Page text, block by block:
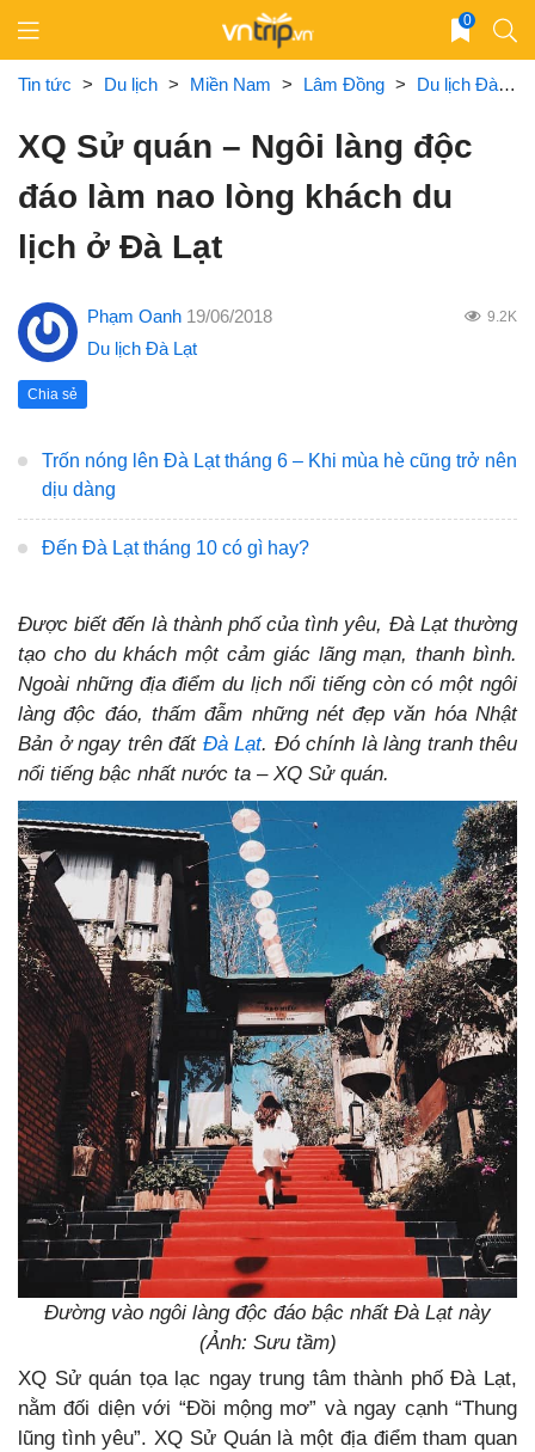
content
0
Tin tức > Du lịch > Miền Nam > Lâm Đồng > Du lịch Đà Lạt
XQ Sử quán – Ngôi làng độc
đáo làm nao lòng khách du
lịch ở Đà Lạt
Phạm Oanh 19/06/2018 9.2K
Du lịch Đà Lạt
Chia sẻ
Trốn nóng lên Đà Lạt tháng 6 – Khi mùa hè cũng trở nên
dịu dàng
Đến Đà Lạt tháng 10 có gì hay?
Được biết đến là thành phố của tình yêu, Đà Lạt thường
tạo cho du khách một cảm giác lãng mạn, thanh bình.
Ngoài những địa điểm du lịch nổi tiếng còn có một ngôi
làng độc đáo, thấm đẫm những nét đẹp văn hóa Nhật
Bản ở ngay trên đất Đà Lạt. Đó chính là làng tranh thêu
nổi tiếng bậc nhất nước ta – XQ Sử quán.
Đường vào ngôi làng độc đáo bậc nhất Đà Lạt này
(Ảnh: Sưu tầm)
XQ Sử quán tọa lạc ngay trung tâm thành phố Đà Lạt,
nằm đối diện với “Đồi mộng mơ” và ngay cạnh “Thung
lũng tình yêu”. XQ Sử Quán là một địa điểm tham quan